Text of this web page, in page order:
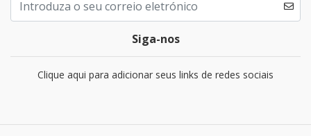
Siga-nos
Clique aqui para adicionar seus links de redes sociais